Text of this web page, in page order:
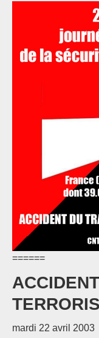
======
mardi 22 avril 2003